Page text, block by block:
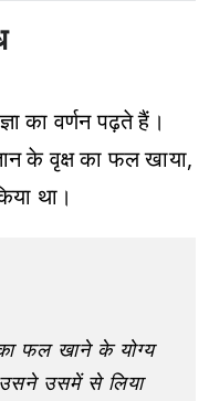
का वर्णन पढ़ते हैं।
के वृक्ष का फल खाया,
था।
फल खाने के योग्य
उसमें से लिया